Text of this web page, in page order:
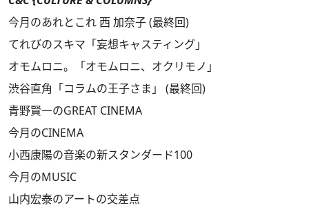
今月のあれとこれ 西 加奈子 (最終回)
てれびのスキマ「妄想キャスティング」
オモムロニ。「オモムロニ、オクリモノ」
渋谷直角「コラムの王子さま」 (最終回)
青野賢一のGREAT CINEMA
今月のCINEMA
小西康陽の音楽の新スタンダード100
今月のMUSIC
山内宏泰のアートの交差点